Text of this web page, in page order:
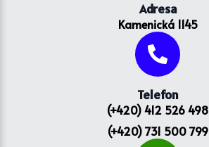
Adresa
Kamenická 1145
Telefon
(+420) 412 526 498
(+420) 731 500 799